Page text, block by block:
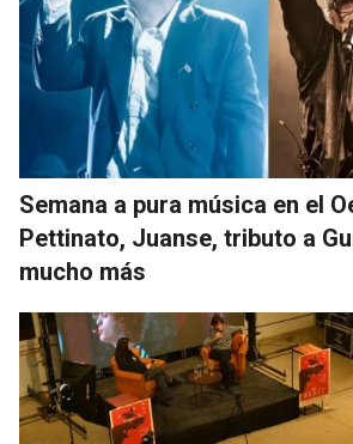
Semana a pura música en el
Pettinato, Juanse, tributo a
mucho más